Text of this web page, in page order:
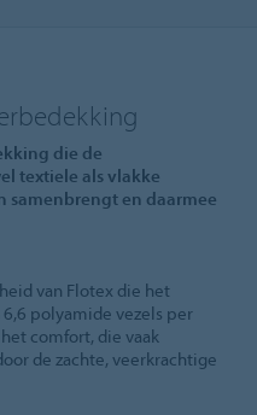
die de
textiele als vlakke
en daarmee
van Flotex die het
polyamide vezels per
comfort, die vaak
de zachte, veerkrachtige